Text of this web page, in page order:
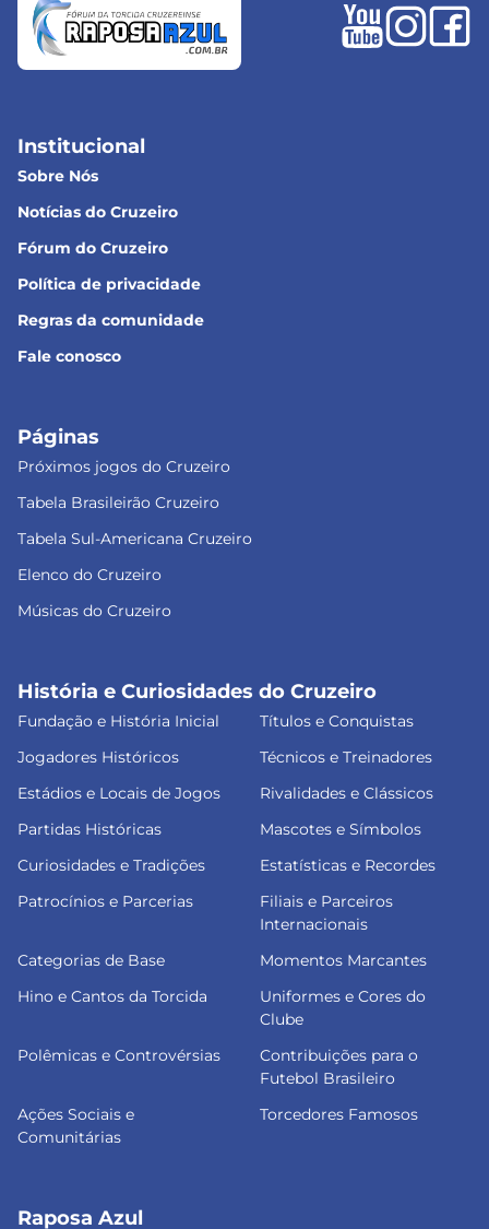
Institucional
Sobre Nós
Notícias do Cruzeiro
Fórum do Cruzeiro
Política de privacidade
Regras da comunidade
Fale conosco
Páginas
Próximos jogos do Cruzeiro
Tabela Brasileirão Cruzeiro
Tabela Sul-Americana Cruzeiro
Elenco do Cruzeiro
Músicas do Cruzeiro
História e Curiosidades do Cruzeiro
Fundação e História Inicial
Títulos e Conquistas
Jogadores Históricos
Técnicos e Treinadores
Estádios e Locais de Jogos
Rivalidades e Clássicos
Partidas Históricas
Mascotes e Símbolos
Curiosidades e Tradições
Estatísticas e Recordes
Patrocínios e Parcerias
Filiais e Parceiros
Internacionais
Categorias de Base
Momentos Marcantes
Hino e Cantos da Torcida
Uniformes e Cores do
Clube
Polêmicas e Controvérsias
Contribuições para o
Futebol Brasileiro
Ações Sociais e
Comunitárias
Torcedores Famosos
Raposa Azul